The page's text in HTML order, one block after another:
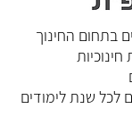
בתחום החינוך
חינוכיות
לכל שנת לימודים